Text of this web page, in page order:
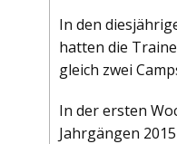
In den
hatten die
gleich zwei
In der ersten
Jahrgängen